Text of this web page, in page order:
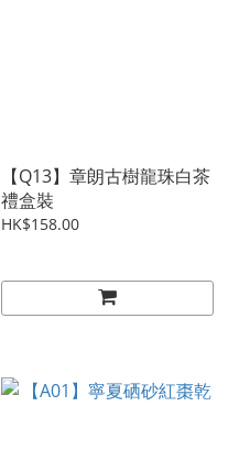
【Q13】章朗古樹龍珠白茶
禮盒裝
HK$158.00